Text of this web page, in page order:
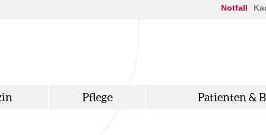
Notfall
Pflege Patienten &